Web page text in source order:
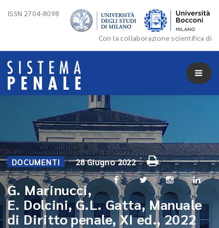
ISSN 2704-8098
Con la collaborazione scientifica di
DOCUMENTI 28 Giugno 2022
G. Marinucci,
E. Dolcini, G.L. Gatta, Manuale
di Diritto penale, XI ed., 2022